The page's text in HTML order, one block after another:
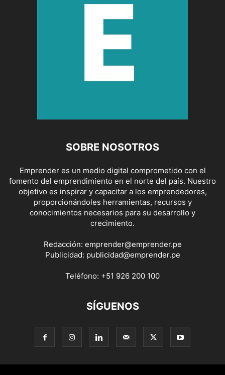
SOBRE NOSOTROS
Emprender es un medio digital comprometido con el
fomento del emprendimiento en el norte del país. Nuestro
objetivo es inspirar y capacitar a los emprendedores,
proporcionándoles herramientas, recursos y
conocimientos necesarios para su desarrollo y
crecimiento.
Redacción: emprender@emprender.pe
Publicidad: publicidad@emprender.pe
Teléfono: +51 926 200 100
SÍGUENOS